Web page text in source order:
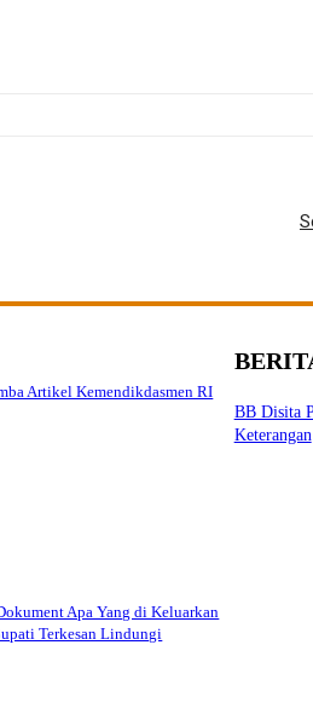
Artikel Kemendikdasmen RI
Apa Yang di Keluarkan
Terkesan Lindungi
BB Disita
Keterangan